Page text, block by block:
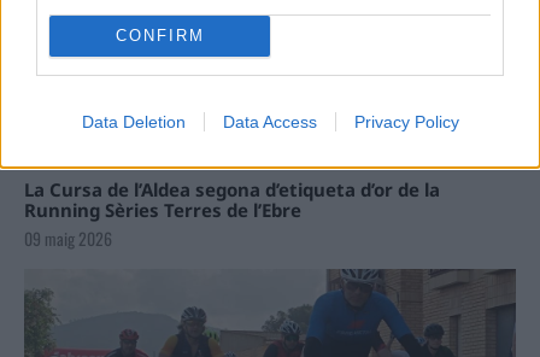
CONFIRM
Data Deletion Data Access Privacy Policy
La Cursa de l’Aldea segona d’etiqueta d’or de la
Running Sèries Terres de l’Ebre
09 maig 2026